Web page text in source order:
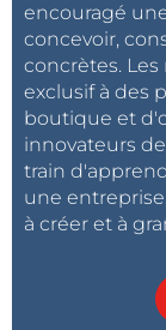
encouragé
concevoir,
concrètes.
exclusif à des
boutique et
innovateurs
train
une
à créer et à